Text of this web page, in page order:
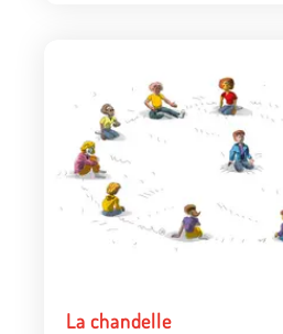
La chandelle